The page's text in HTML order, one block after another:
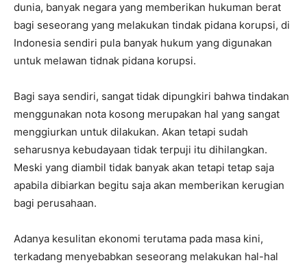
dunia, banyak negara yang memberikan hukuman berat
bagi seseorang yang melakukan tindak pidana korupsi, di
Indonesia sendiri pula banyak hukum yang digunakan
untuk melawan tidnak pidana korupsi.
Bagi saya sendiri, sangat tidak dipungkiri bahwa tindakan
menggunakan nota kosong merupakan hal yang sangat
menggiurkan untuk dilakukan. Akan tetapi sudah
seharusnya kebudayaan tidak terpuji itu dihilangkan.
Meski yang diambil tidak banyak akan tetapi tetap saja
apabila dibiarkan begitu saja akan memberikan kerugian
bagi perusahaan.
Adanya kesulitan ekonomi terutama pada masa kini,
terkadang menyebabkan seseorang melakukan hal-hal